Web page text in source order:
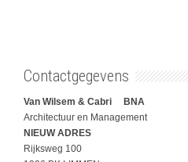
Contactgegevens
Van Wilsem & Cabri BNA
Architectuur en Management
NIEUW ADRES
Rijksweg 100